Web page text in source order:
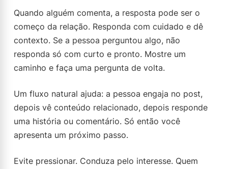
Quando alguém comenta, a resposta pode ser o
começo da relação. Responda com cuidado e dê
contexto. Se a pessoa perguntou algo, não
responda só com curto e pronto. Mostre um
caminho e faça uma pergunta de volta.
Um fluxo natural ajuda: a pessoa engaja no post,
depois vê conteúdo relacionado, depois responde
uma história ou comentário. Só então você
apresenta um próximo passo.
Evite pressionar. Conduza pelo interesse. Quem